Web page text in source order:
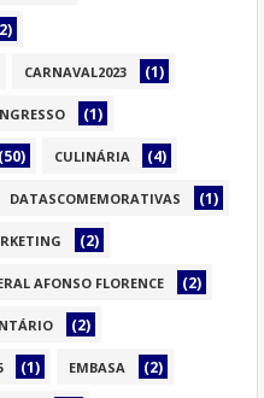
CARNAVAL2023 (1)
(1)
(50) CULINÁRIA (4)
DATASCOMEMORATIVAS (1)
(2)
AFONSO FLORENCE (2)
(2)
(1) EMBASA (2)